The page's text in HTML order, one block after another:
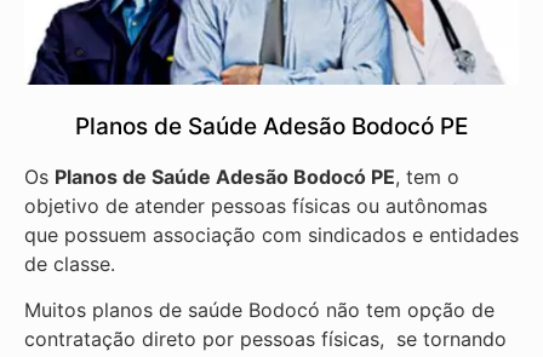
Planos de Saúde Adesão Bodocó PE
Os Planos de Saúde Adesão Bodocó PE, tem o
objetivo de atender pessoas físicas ou autônomas
que possuem associação com sindicados e entidades
de classe.
Muitos planos de saúde Bodocó não tem opção de
contratação direto por pessoas físicas, se tornando